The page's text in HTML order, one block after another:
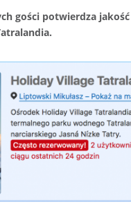
gości potwierdza